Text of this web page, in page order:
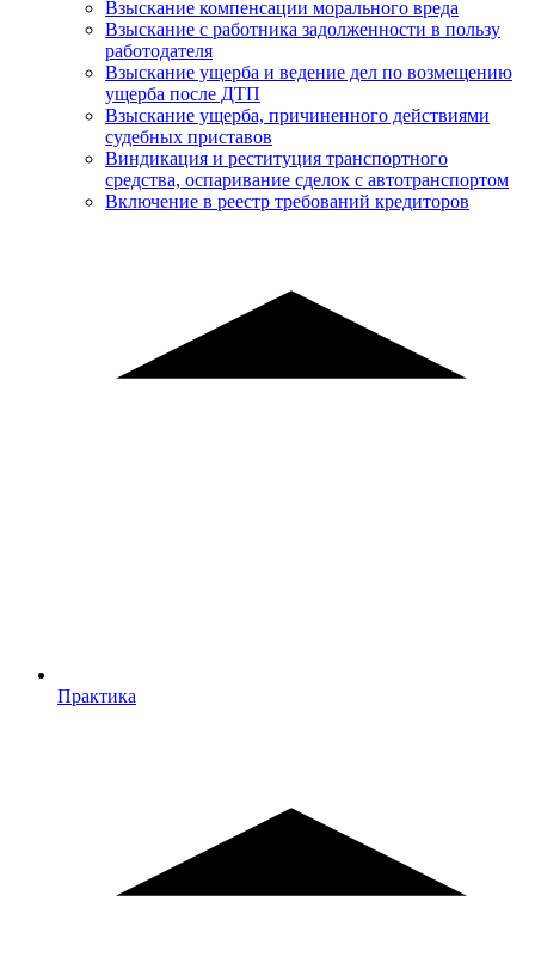
Взыскание компенсации морального вреда
Взыскание с работника задолженности в пользу
работодателя
Взыскание ущерба и ведение дел по возмещению
ущерба после ДТП
Взыскание ущерба, причиненного действиями
судебных приставов
Виндикация и реституция транспортного
средства, оспаривание сделок с автотранспортом
Включение в реестр требований кредиторов
Практика
Практика